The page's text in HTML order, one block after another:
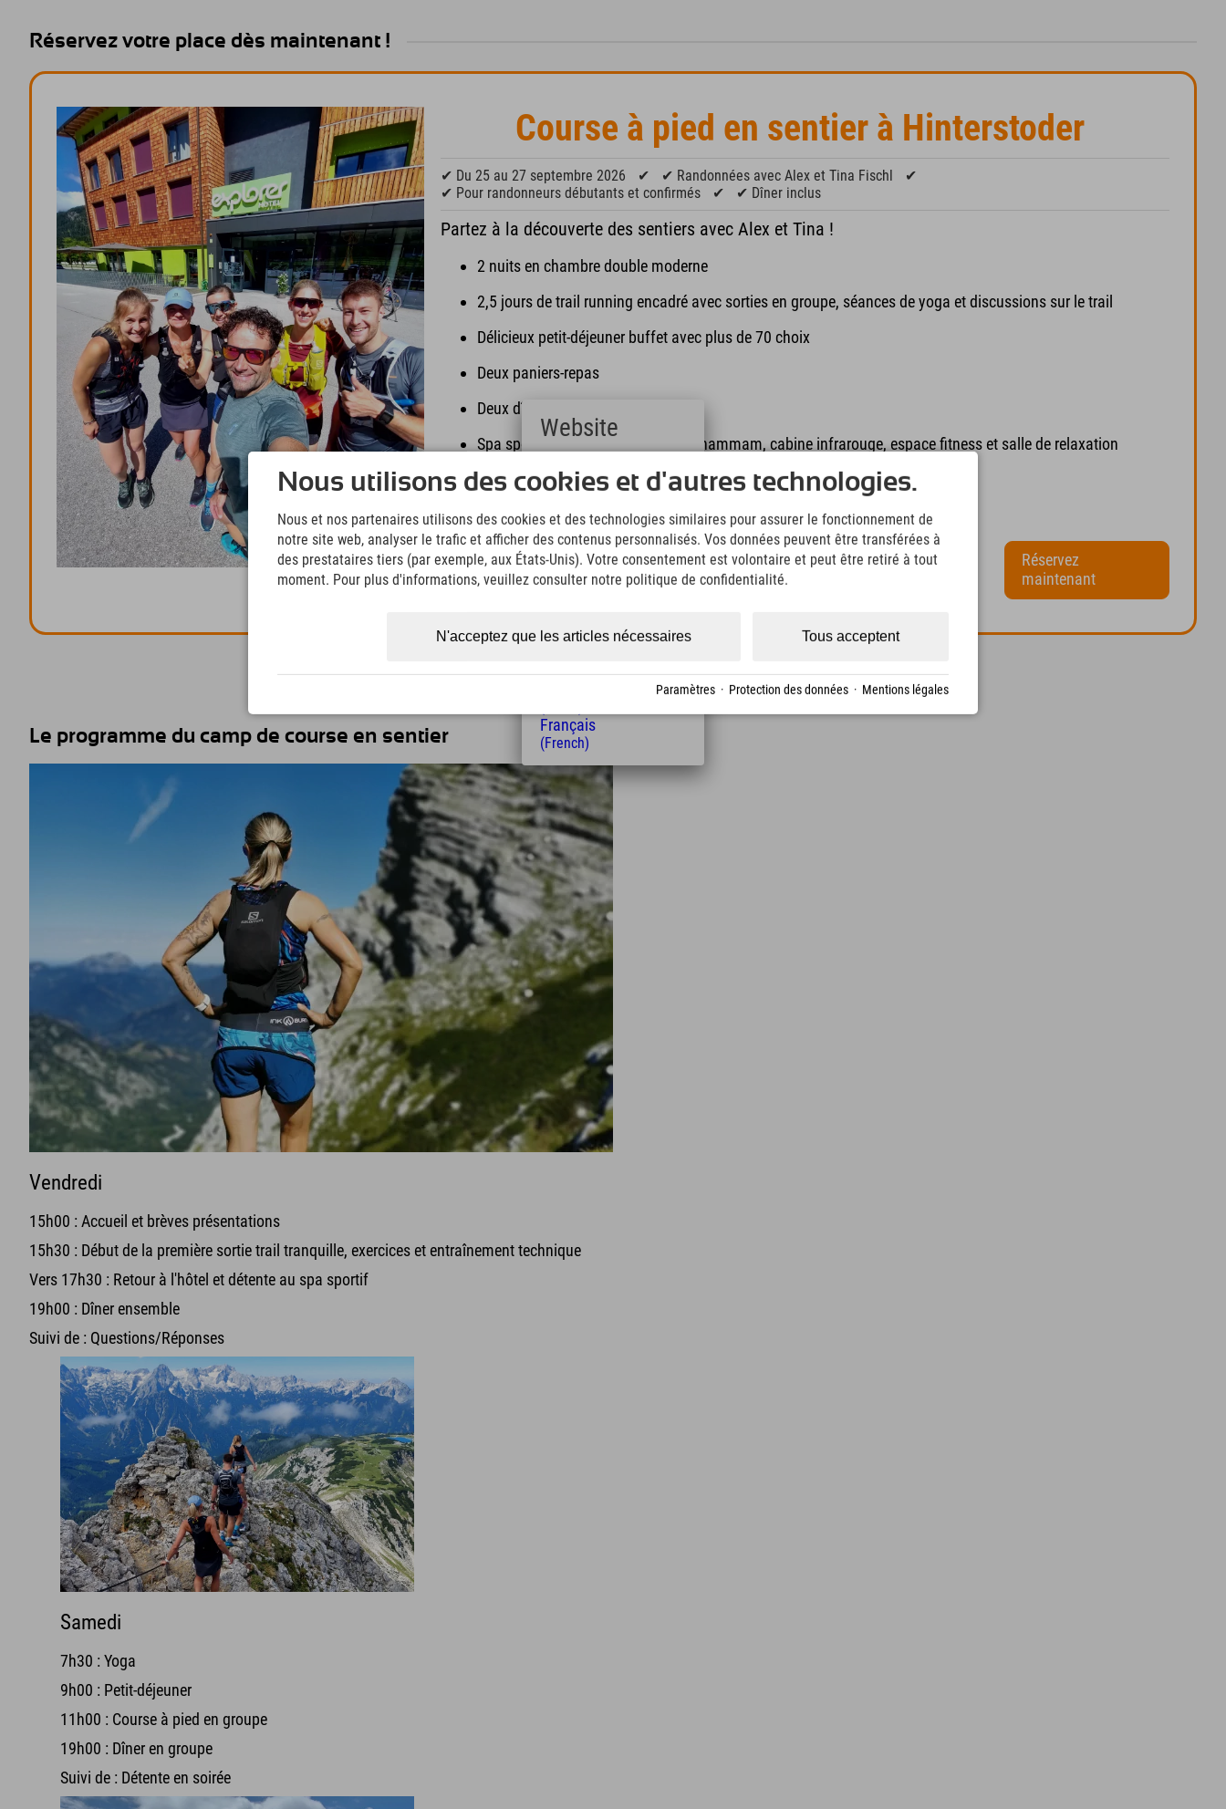
Réservez votre place dès maintenant !
Course à pied en sentier à Hinterstoder
✔ Du 25 au 27 septembre 2026 ✔ ✔ Randonnées avec Alex et Tina Fischl
✔
✔ Pour randonneurs débutants et confirmés
✔ ✔ Dîner inclus
Partez à la découverte des sentiers avec Alex et Tina !
2 nuits en chambre double moderne
2,5 jours de trail running encadré avec sorties en groupe, séances de yoga et discussions sur le trail
Délicieux petit-déjeuner buffet avec plus de 70 choix
Deux paniers-repas
Deux dîners
Spa sportif avec sauna finlandais, hammam, cabine infrarouge, espace fitness et salle de relaxation
Wi-Fi gratuit dans tout l'hôtel
Départ tardif
2 nuits, à partir de 379 € par personne en chambre
double
Réservez
maintenant
Le programme du camp de course en sentier
Vendredi
15h00 : Accueil et brèves présentations
15h30 : Début de la première sortie trail tranquille, exercices et entraînement technique
Vers 17h30 : Retour à l'hôtel et détente au spa sportif
19h00 : Dîner ensemble
Suivi de : Questions/Réponses
Samedi
7h30 : Yoga
9h00 : Petit-déjeuner
11h00 : Course à pied en groupe
19h00 : Dîner en groupe
Suivi de : Détente en soirée
Nous utilisons des cookies et d'autres technologies.
Nous et nos partenaires utilisons des cookies et des technologies similaires pour assurer le fonctionnement de
notre site web, analyser le trafic et afficher des contenus personnalisés. Vos données peuvent être transférées à
des prestataires tiers (par exemple, aux États-Unis). Votre consentement est volontaire et peut être retiré à tout
moment. Pour plus d'informations, veuillez consulter notre politique de confidentialité.
Tous acceptent
N'acceptez que les articles nécessaires
Paramètres · Protection des données · Mentions légales
Website
Deutsch
(German)
(English)
Italiano
(Italian)
Čeština
(Polish)
(Hungarian)
Français
(French)